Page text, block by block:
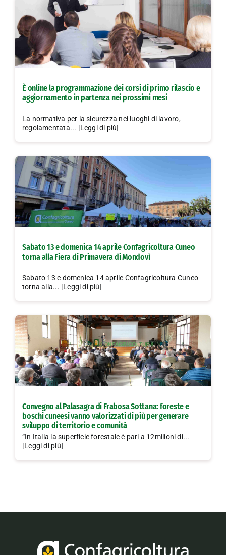
È online la programmazione dei corsi di primo rilascio e
aggiornamento in partenza nei prossimi mesi
La normativa per la sicurezza nei luoghi di lavoro,
regolamentata... [Leggi di più]
Sabato 13 e domenica 14 aprile Confagricoltura Cuneo
torna alla Fiera di Primavera di Mondovì
Sabato 13 e domenica 14 aprile Confagricoltura Cuneo
torna alla... [Leggi di più]
Convegno al Palasagra di Frabosa Sottana: foreste e
boschi cuneesi vanno valorizzati di più per generare
sviluppo di territorio e comunità
“In Italia la superficie forestale è pari a 12milioni di...
[Leggi di più]